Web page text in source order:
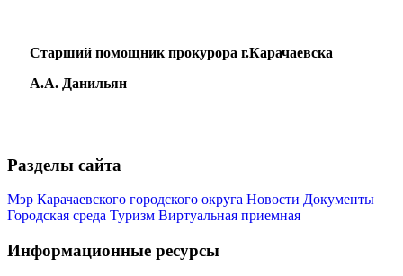
Старший помощник прокурора г.Карачаевска
А.А. Данильян
Разделы сайта
Мэр Карачаевского городского округа Новости Документы
Городская среда Туризм Виртуальная приемная
Информационные ресурсы
Администрация